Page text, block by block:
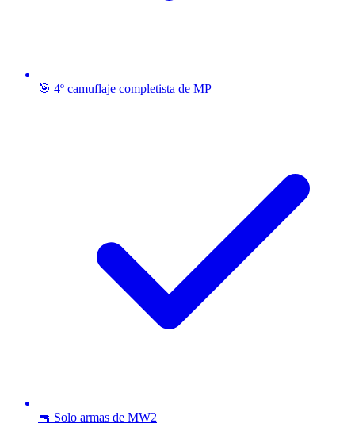
🎯 4º camuflaje completista de MP
🔫 Solo armas de MW2